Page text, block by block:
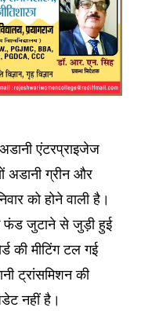
एंटरप्राइजेज
अडानी ग्रीन और
को होने वाली है।
फंड जुटाने से जुड़ी हुई
की मीटिंग टल गई
ट्रांसमिशन की
नहीं है।